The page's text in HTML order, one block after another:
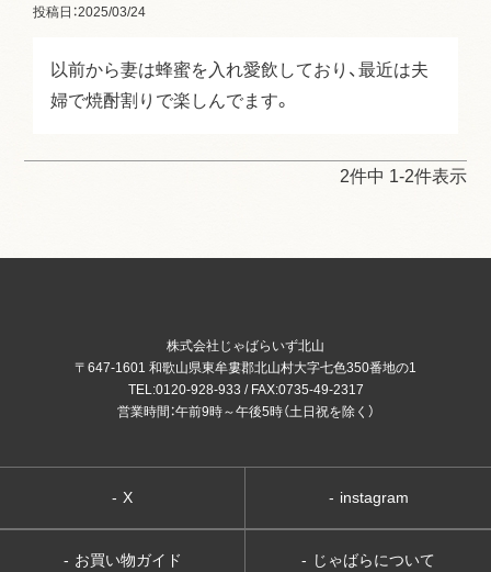
投稿日 2025/03/24
以前から妻は蜂蜜を入れ愛飲しており、最近は夫
婦で焼酎割りで楽しんでます。
2件中 1-2件表示
株式会社じゃばらいず北山
〒647-1601 和歌山県東牟婁郡北山村大字七色350番地の1
TEL:0120-928-933 / FAX:0735-49-2317
営業時間：午前9時～午後5時（土日祝を除く）
- instagram
- X
- じゃばらについて
- お買い物ガイド